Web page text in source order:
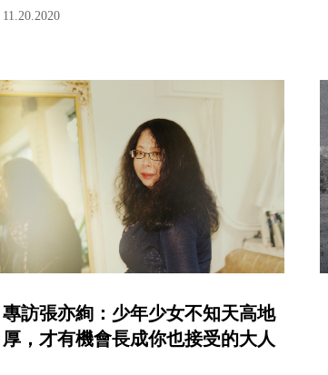
11.20.2020
專訪張亦絢：少年少女不知天高地
厚，才有機會長成你也接受的大人